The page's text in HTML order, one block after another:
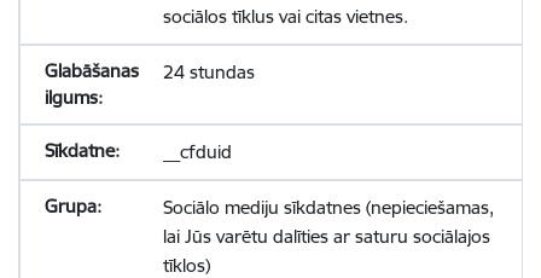
sociālos tīklus vai citas vietnes.
24 stundas
__cfduid
Sociālo mediju sīkdatnes (nepieciešamas,
lai Jūs varētu dalīties ar saturu sociālajos
tīklos)